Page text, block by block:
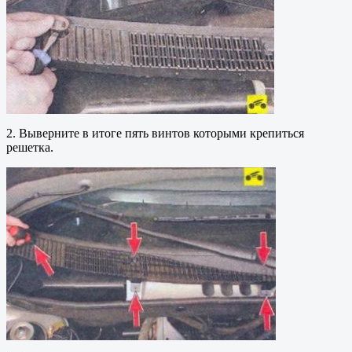
2. Выверните в итоге пять винтов которыми крепиться
решетка.